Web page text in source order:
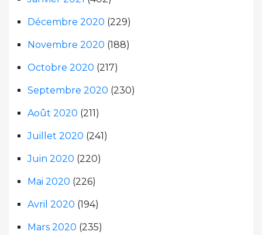
Décembre 2020 (229)
Novembre 2020 (188)
Octobre 2020 (217)
Septembre 2020 (230)
Août 2020 (211)
Juillet 2020 (241)
Juin 2020 (220)
Mai 2020 (226)
Avril 2020 (194)
Mars 2020 (235)